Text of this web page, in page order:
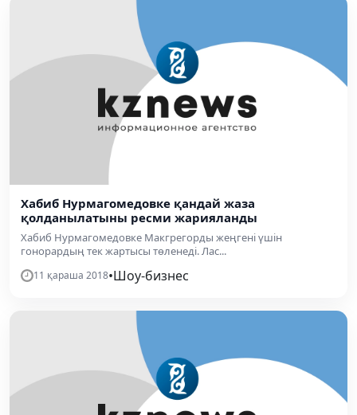
Хабиб Нурмагомедовке қандай жаза
қолданылатыны ресми жарияланды
Хабиб Нурмагомедовке Макгрегорды жеңгені үшін
гонорардың тек жартысы төленеді. Лас...
11 қараша 2018•Шоу-бизнес